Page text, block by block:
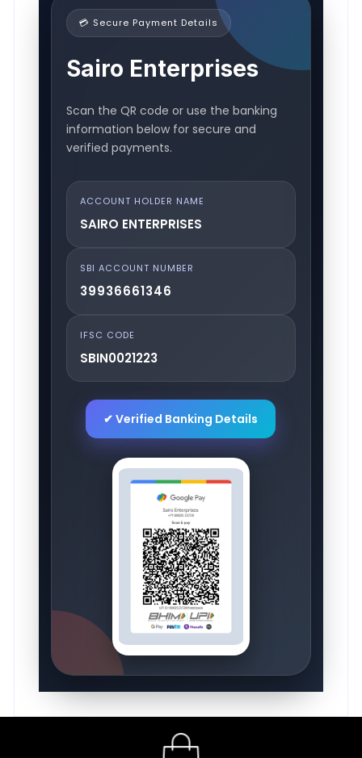
💳 Secure Payment Details
Sairo Enterprises
Scan the QR code or use the banking
information below for secure and
verified payments.
ACCOUNT HOLDER NAME
SAIRO ENTERPRISES
SBI ACCOUNT NUMBER
39936661346
IFSC CODE
SBIN0021223
✔ Verified Banking Details